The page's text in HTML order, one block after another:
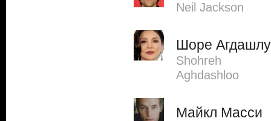
Neil Jackson
Шоре Агдашлу
Shohreh
Aghdashloo
Майкл Масси